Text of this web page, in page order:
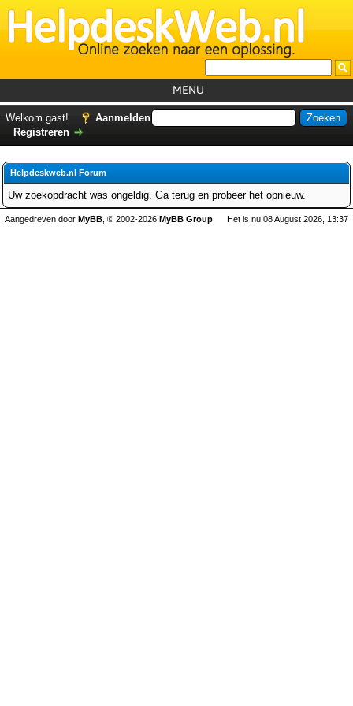
MENU
Helpdesks
GemistDownloader*
Welkom gast!
Aanmelden
Registreren
Helpdeskweb.nl Forum
Uw zoekopdracht was ongeldig. Ga terug en probeer het opnieuw.
Het is nu 08 August 2026, 13:37
Aangedreven door MyBB , © 2002-2026 MyBB Group